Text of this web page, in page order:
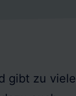
gibt zu viele